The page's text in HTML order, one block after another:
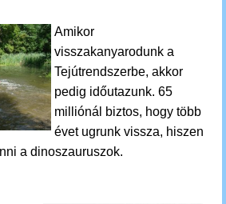
Amikor
visszakanyarodunk a
Tejútrendszerbe, akkor
pedig időutazunk. 65
milliónál biztos, hogy több
évet ugrunk vissza, hiszen
a dinoszauruszok.